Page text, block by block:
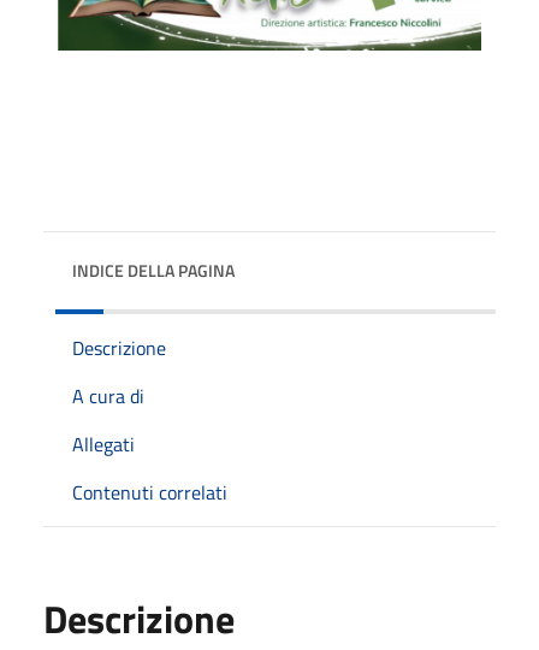
INDICE DELLA PAGINA
Descrizione
A cura di
Allegati
Contenuti correlati
Descrizione